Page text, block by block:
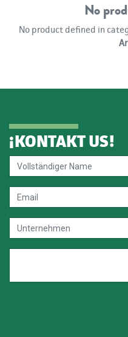
No
No product defined in
¡KONTAKT US!